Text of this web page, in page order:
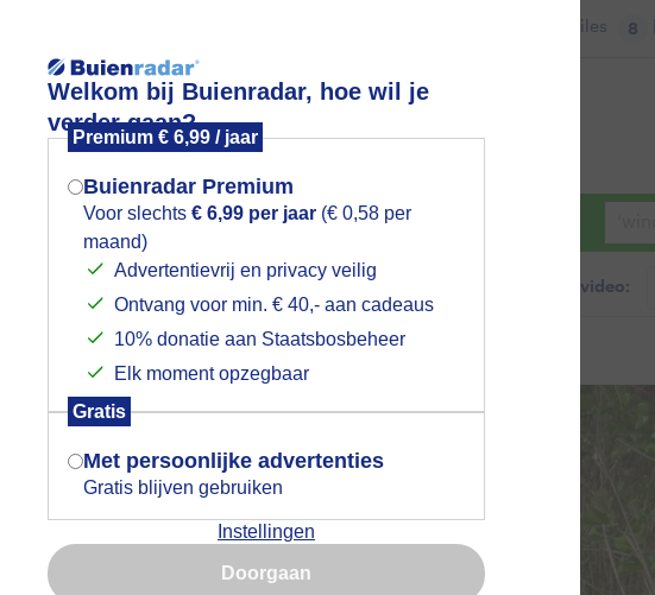
Welkom bij Buienradar, hoe wil je
verder gaan?
Premium € 6,99 / jaar
Buienradar Premium
Voor slechts € 6,99 per jaar (€ 0,58 per
maand)
Advertentievrij en privacy veilig
Ontvang voor min. € 40,- aan cadeaus
10% donatie aan Staatsbosbeheer
Elk moment opzegbaar
Gratis
Met persoonlijke advertenties
Gratis blijven gebruiken
Instellingen
Doorgaan
Files 8
Foto en video Weerzine
Zoeken in foto & video:
Mogen we je locatie gebruiken voor
het weer?
Indien je hier nog geen akkoord op hebt
gegeven, verschijnt er zo een pop-up uit
je browser waarin deze toestemming
gevraagd wordt.
Is goed, toon de popup
Nu niet, misschien later